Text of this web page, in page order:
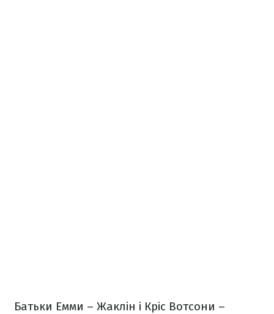
Батьки Емми – Жаклін і Кріс Вотсони –